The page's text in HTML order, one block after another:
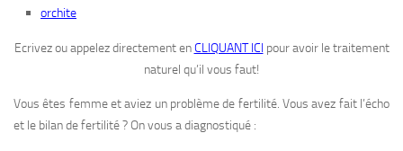
orchite
Ecrivez ou appelez directement enCLIQUANT ICI pour avoir le traitement
naturel qu’il vous faut!
Vous êtes femme et aviez un problème de fertilité. Vous avez fait l’écho
et le bilan de fertilité ? On vous a diagnostiqué :